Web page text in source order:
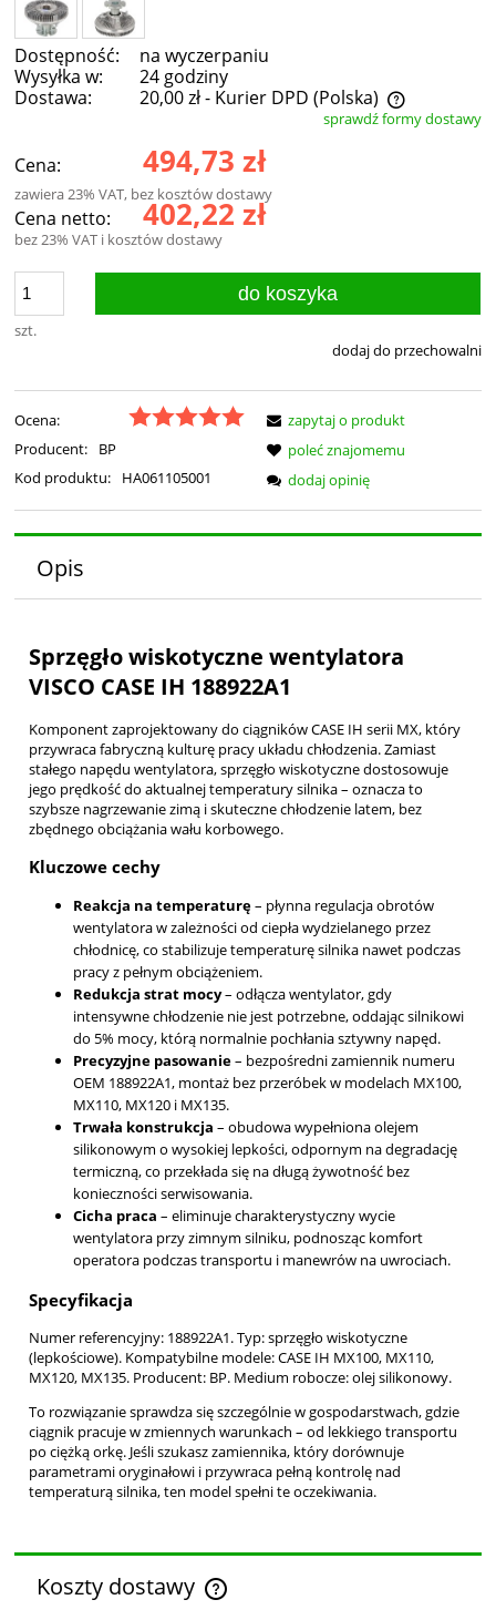
Dostępność:
na wyczerpaniu
Wysyłka w:
24 godziny
Dostawa:
20,00 zł- Kurier DPD (Polska)
Cena nie zawiera ewentualnych kosztów płatnościsprawdź formy dostawy
Cena: 494,73 zł
zawiera 23% VAT, bez kosztów dostawy
Cena netto: 402,22 zł
bez 23% VAT i kosztów dostawy
szt.
do koszyka
dodaj do przechowalni
Ocena:
Producent:
BP
Kod produktu:
HA061105001
zapytaj o produkt
poleć znajomemu
dodaj opinię
Opis
Sprzęgło wiskotyczne wentylatora
VISCO CASE IH 188922A1
Komponent zaprojektowany do ciągników CASE IH serii MX, który
przywraca fabryczną kulturę pracy układu chłodzenia. Zamiast
stałego napędu wentylatora, sprzęgło wiskotyczne dostosowuje
jego prędkość do aktualnej temperatury silnika – oznacza to
szybsze nagrzewanie zimą i skuteczne chłodzenie latem, bez
zbędnego obciążania wału korbowego.
Kluczowe cechy
Reakcja na temperaturę– płynna regulacja obrotów
wentylatora w zależności od ciepła wydzielanego przez
chłodnicę, co stabilizuje temperaturę silnika nawet podczas
pracy z pełnym obciążeniem.
Redukcja strat mocy– odłącza wentylator, gdy
intensywne chłodzenie nie jest potrzebne, oddając silnikowi
do 5% mocy, którą normalnie pochłania sztywny napęd.
Precyzyjne pasowanie– bezpośredni zamiennik numeru
OEM 188922A1, montaż bez przeróbek w modelach MX100,
MX110, MX120 i MX135.
Trwała konstrukcja – obudowa wypełniona olejem
silikonowym o wysokiej lepkości, odpornym na degradację
termiczną, co przekłada się na długą żywotność bez
konieczności serwisowania.
Cicha praca – eliminuje charakterystyczny wycie
wentylatora przy zimnym silniku, podnosząc komfort
operatora podczas transportu i manewrów na uwrociach.
Specyfikacja
Numer referencyjny: 188922A1. Typ: sprzęgło wiskotyczne
(lepkościowe). Kompatybilne modele: CASE IH MX100, MX110,
MX120, MX135. Producent: BP. Medium robocze: olej silikonowy.
To rozwiązanie sprawdza się szczególnie w gospodarstwach, gdzie
ciągnik pracuje w zmiennych warunkach – od lekkiego transportu
po ciężką orkę. Jeśli szukasz zamiennika, który dorównuje
parametrami oryginałowi i przywraca pełną kontrolę nad
temperaturą silnika, ten model spełni te oczekiwania.
Koszty dostawy
Cena nie zawiera ewentualnych kosztów płatności